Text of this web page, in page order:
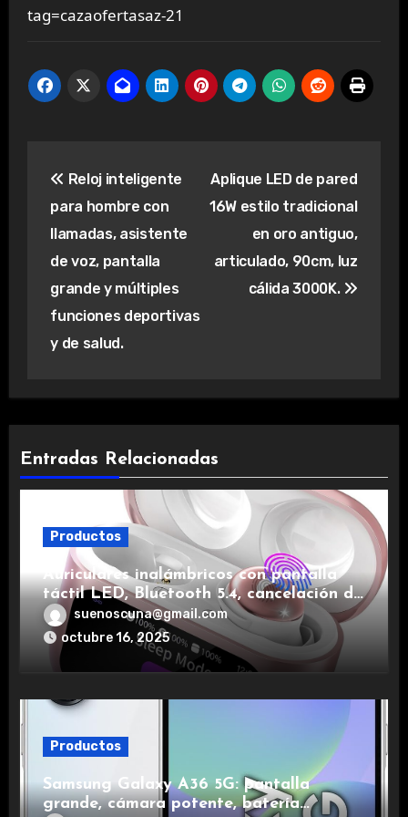
tag=cazaofertasaz-21
de
entradas
Reloj inteligente
para hombre con
llamadas, asistente
de voz, pantalla
grande y múltiples
funciones deportivas
y de salud.
Aplique LED de pared
16W estilo tradicional
en oro antiguo,
articulado, 90cm, luz
cálida 3000K.
Entradas Relacionadas
Productos
Auriculares inalámbricos con pantalla
táctil LED, Bluetooth 5.4, cancelación de
ruido, impermeables y de larga duración.
suenoscuna@gmail.com
octubre 16, 2025
Productos
Samsung Galaxy A36 5G: pantalla
grande, cámara potente, batería